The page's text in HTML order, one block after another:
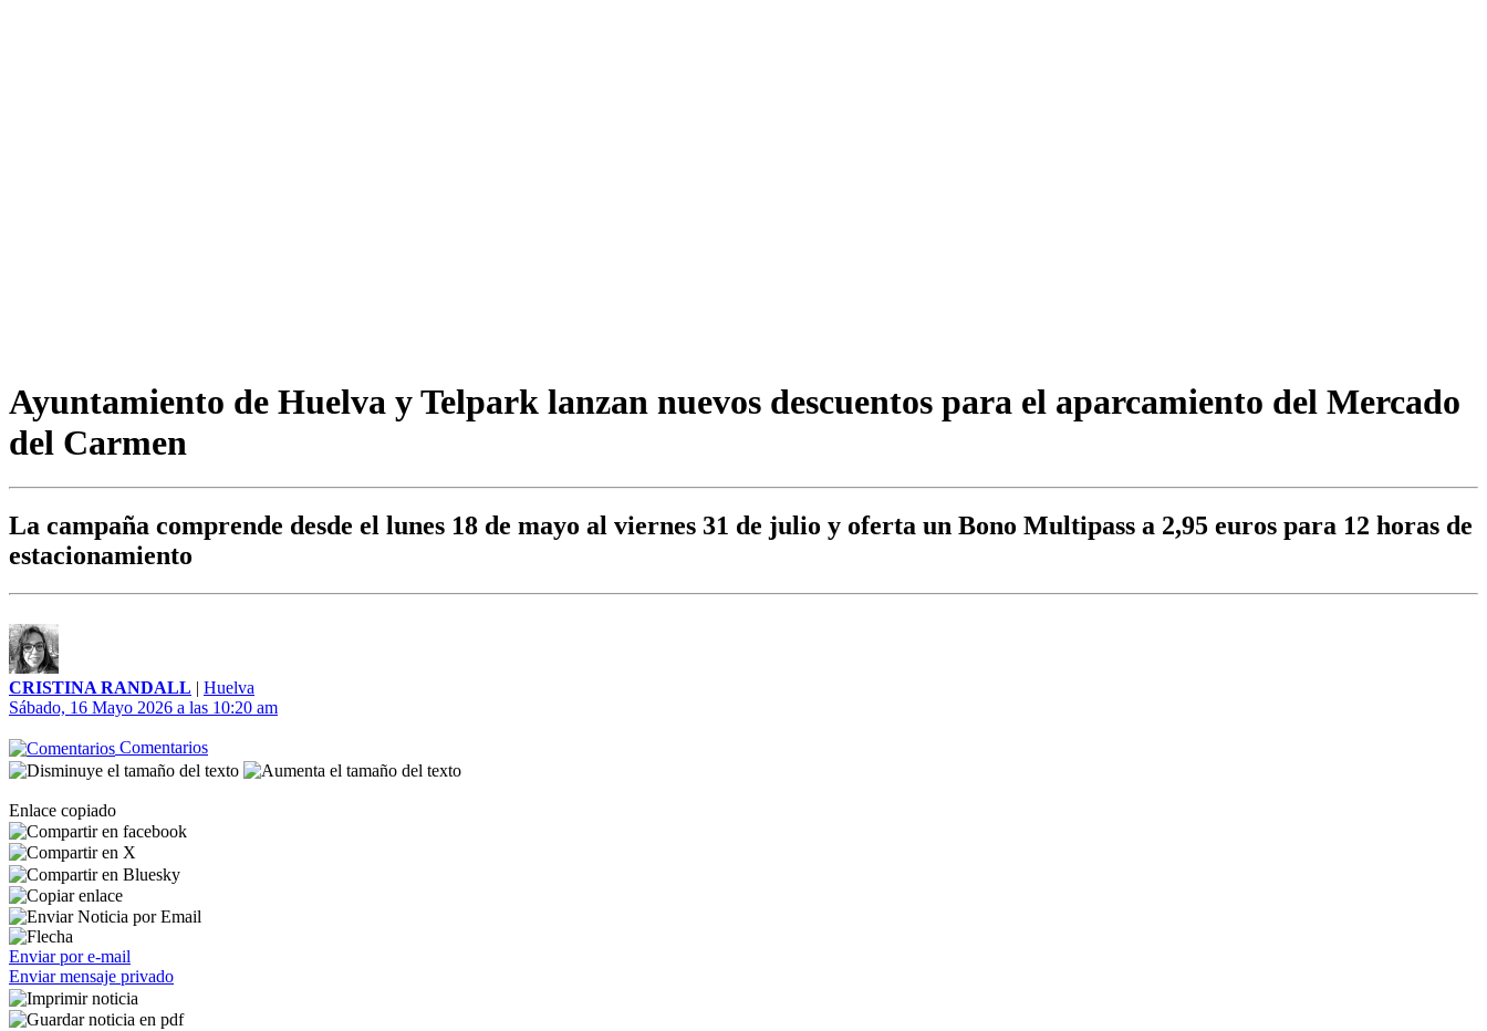
Ayuntamiento de Huelva y Telpark lanzan nuevos descuentos para el aparcamiento del Mercado
del Carmen
La campaña comprende desde el lunes 18 de mayo al viernes 31 de julio y oferta un Bono Multipass a 2,95 euros para 12 horas de
estacionamiento
CRISTINA RANDALL | Huelva
Sábado, 16 Mayo 2026 a las 10:20 am
Comentarios
Enlace copiado
Enviar por e-mail
Enviar mensaje privado